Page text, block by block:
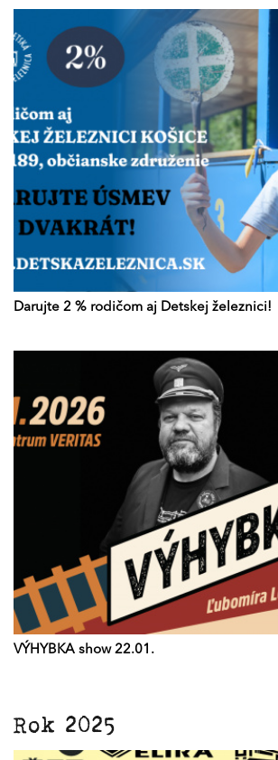
Darujte 2 % rodičom aj Detskej železnici!
VÝHYBKA show 22.01.
Rok 2025